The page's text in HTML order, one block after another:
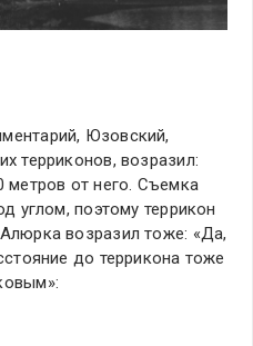
Юзовский,
терриконов, возразил:
метров от него. Съемка
углом, поэтому террикон
возразил тоже: «Да,
до террикона тоже